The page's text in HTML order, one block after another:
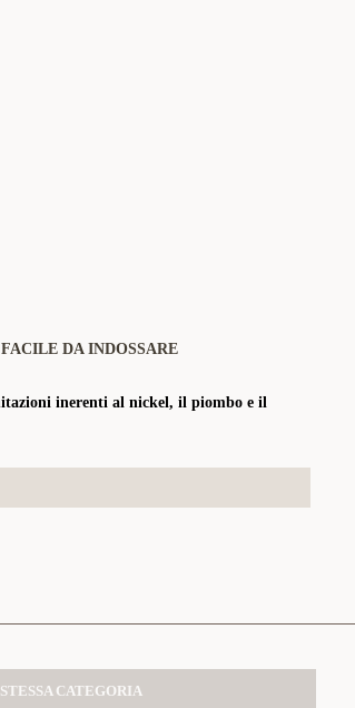
DA INDOSSARE
inerenti al nickel, il piombo e il
STESSA CATEGORIA